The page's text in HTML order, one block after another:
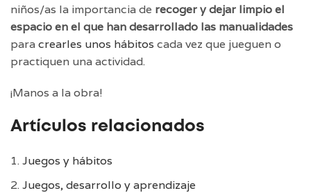
niños/as la importancia de recoger y dejar limpio el
espacio en el que han desarrollado las manualidades
para crearles unos hábitos cada vez que jueguen o
practiquen una actividad.
¡Manos a la obra!
Artículos relacionados
Juegos y hábitos
Juegos, desarrollo y aprendizaje